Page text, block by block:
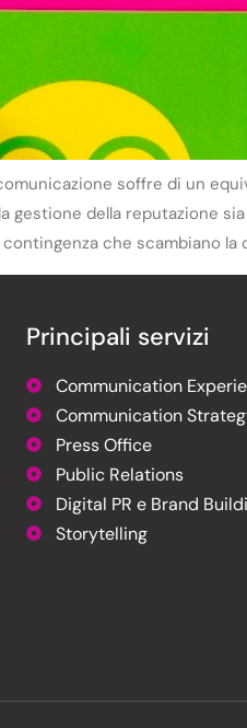
soffre di un
gestione della reputazione
che scambiano la
Principali servizi
Communication
Communication
Press Office
Public Relations
Digital PR e Brand
Storytelling